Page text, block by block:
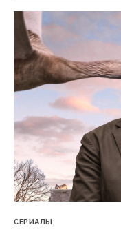
СЕРИАЛЫ